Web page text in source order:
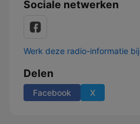
Sociale netwerken
Werk deze radio-informatie bij
Delen
Facebook X